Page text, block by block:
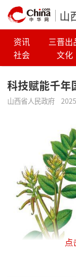
山
资讯 三晋出
社会
文化
科技赋能千年
山西省人民政府
点